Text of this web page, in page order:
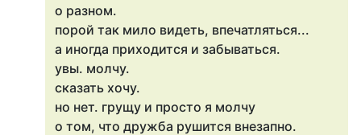
о разном.
порой так мило видеть, впечатляться...
а иногда приходится и забываться.
увы. молчу.
сказать хочу.
но нет. грущу и просто я молчу
о том, что дружба рушится внезапно.